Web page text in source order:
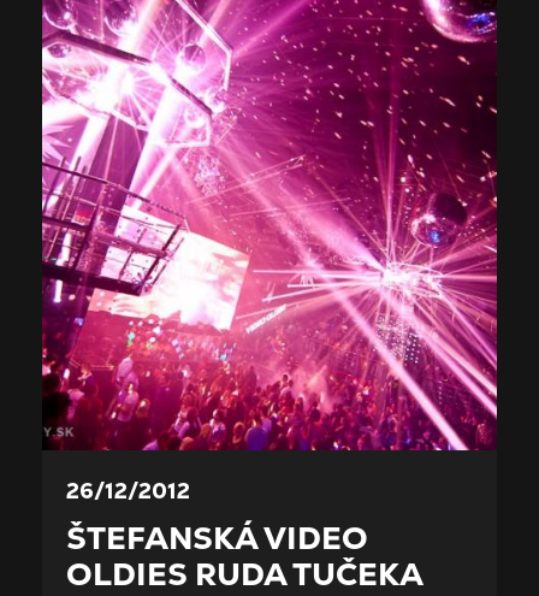
26/12/2012
ŠTEFANSKÁ VIDEO
OLDIES RUDA TUČEKA